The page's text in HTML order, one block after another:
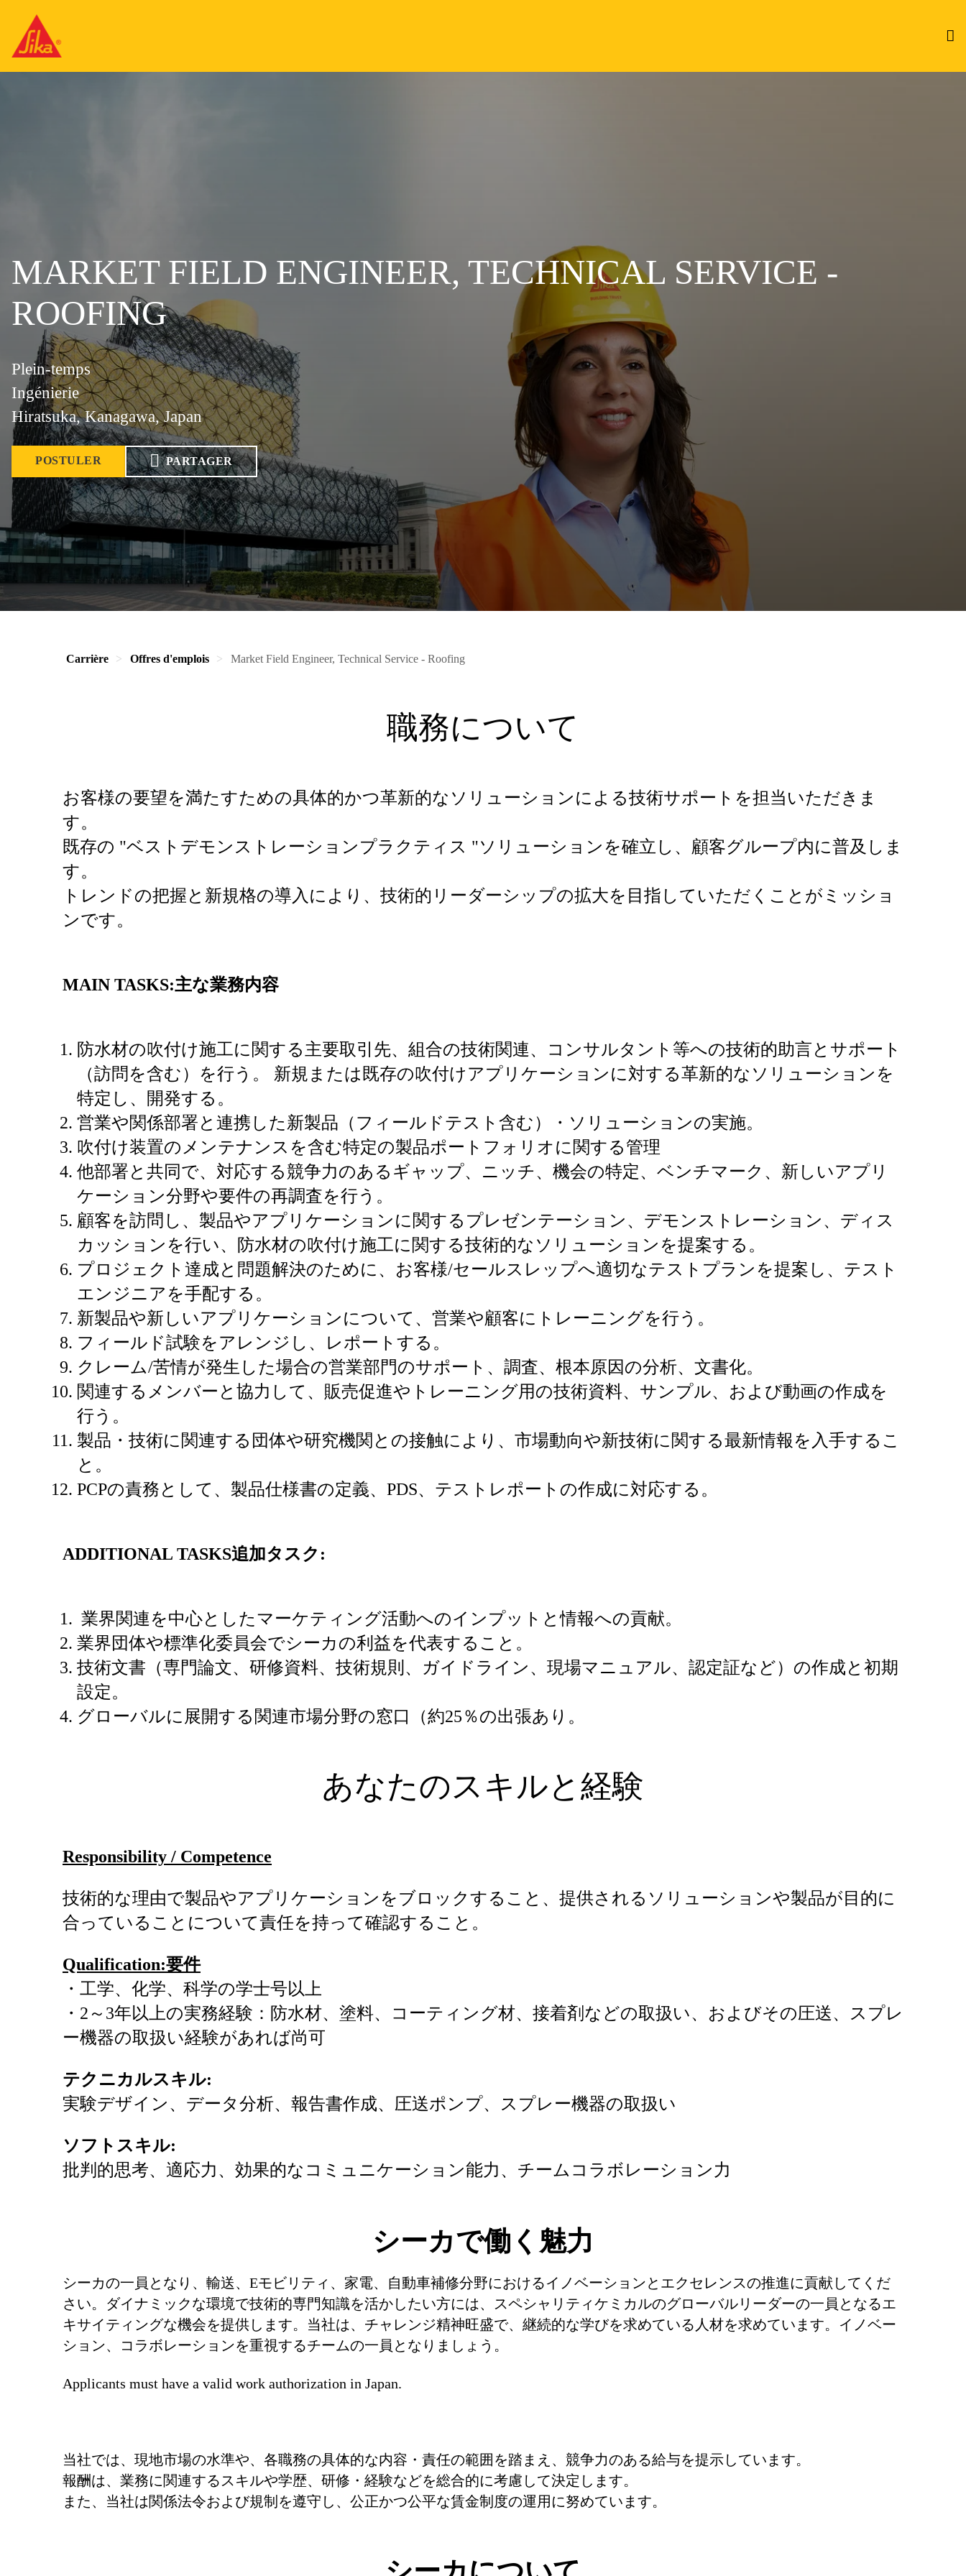
MARKET FIELD ENGINEER, TECHNICAL SERVICE -
ROOFING
Plein-temps
Ingénierie
Hiratsuka, Kanagawa, Japan
POSTULER PARTAGER
Carrière Offres d'emplois Market Field Engineer, Technical Service - Roofing
職務について
お客様の要望を満たすための具体的かつ革新的なソリューションによる技術サポートを担当いただきま
す。
既存の "ベストデモンストレーションプラクティス "ソリューションを確立し、顧客グループ内に普及しま
す。
トレンドの把握と新規格の導入により、技術的リーダーシップの拡大を目指していただくことがミッショ
ンです。
MAIN TASKS:主な業務内容
防水材の吹付け施工に関する主要取引先、組合の技術関連、コンサルタント等への技術的助言とサポート
（訪問を含む）を行う。 新規または既存の吹付けアプリケーションに対する革新的なソリューションを
特定し、開発する。
営業や関係部署と連携した新製品（フィールドテスト含む）・ソリューションの実施。
吹付け装置のメンテナンスを含む特定の製品ポートフォリオに関する管理
他部署と共同で、対応する競争力のあるギャップ、ニッチ、機会の特定、ベンチマーク、新しいアプリ
ケーション分野や要件の再調査を行う。
顧客を訪問し、製品やアプリケーションに関するプレゼンテーション、デモンストレーション、ディス
カッションを行い、防水材の吹付け施工に関する技術的なソリューションを提案する。
プロジェクト達成と問題解決のために、お客様/セールスレップへ適切なテストプランを提案し、テスト
エンジニアを手配する。
新製品や新しいアプリケーションについて、営業や顧客にトレーニングを行う。
フィールド試験をアレンジし、レポートする。
クレーム/苦情が発生した場合の営業部門のサポート、調査、根本原因の分析、文書化。
関連するメンバーと協力して、販売促進やトレーニング用の技術資料、サンプル、および動画の作成を
行う。
製品・技術に関連する団体や研究機関との接触により、市場動向や新技術に関する最新情報を入手するこ
と。
PCPの責務として、製品仕様書の定義、PDS、テストレポートの作成に対応する。
ADDITIONAL TASKS追加タスク :
業界関連を中心としたマーケティング活動へのインプットと情報への貢献。
業界団体や標準化委員会でシーカの利益を代表すること。
技術文書（専門論文、研修資料、技術規則、ガイドライン、現場マニュアル、認定証など）の作成と初期
設定。
グローバルに展開する関連市場分野の窓口（約25％の出張あり。
あなたのスキルと経験
Responsibility / Competence
技術的な理由で製品やアプリケーションをブロックすること、提供されるソリューションや製品が目的に
合っていることについて責任を持って確認すること。
Qualification:要件
・工学、化学、科学の学士号以上
・2～3年以上の実務経験：防水材、塗料、コーティング材、接着剤などの取扱い、およびその圧送、スプレ
ー機器の取扱い経験があれば尚可
テクニカルスキル:
実験デザイン、データ分析、報告書作成、圧送ポンプ、スプレー機器の取扱い
ソフトスキル:
批判的思考、適応力、効果的なコミュニケーション能力、チームコラボレーション力
シーカで働く魅力
シーカの一員となり、輸送、Eモビリティ、家電、自動車補修分野におけるイノベーションとエクセレンスの推進に貢献してくだ
さい。ダイナミックな環境で技術的専門知識を活かしたい方には、スペシャリティケミカルのグローバルリーダーの一員となるエ
キサイティングな機会を提供します。当社は、チャレンジ精神旺盛で、継続的な学びを求めている人材を求めています。イノベー
ション、コラボレーションを重視するチームの一員となりましょう。
Applicants must have a valid work authorization in Japan.
当社では、現地市場の水準や、各職務の具体的な内容・責任の範囲を踏まえ、競争力のある給与を提示しています。
報酬は、業務に関連するスキルや学歴、研修・経験などを総合的に考慮して決定します。
また、当社は関係法令および規制を遵守し、公正かつ公平な賃金制度の運用に努めています。